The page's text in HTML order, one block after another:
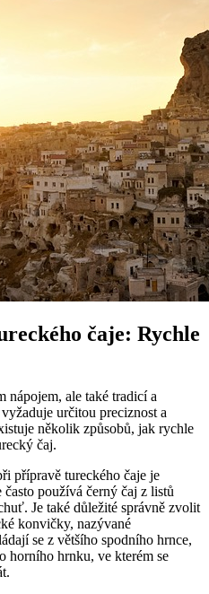
čaje: Rychle
nápojem, ale také tradicí a
určitou preciznost a
několik způsobů, jak rychle
čaj.
přípravě tureckého čaje je
používá černý čaj z listů
Je také důležité správně zvolit
konvičky, nazývané
se z většího spodního hrnce,
horního hrnku, ve kterém se